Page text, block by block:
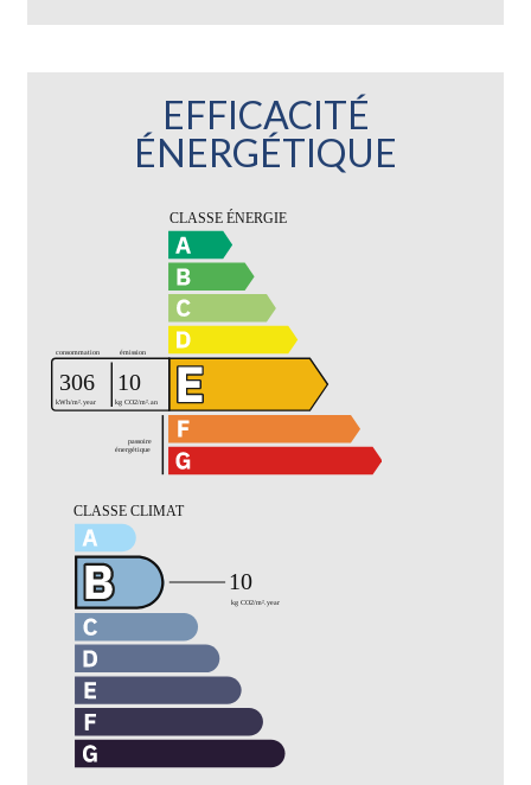
EFFICACITÉ
ÉNERGÉTIQUE